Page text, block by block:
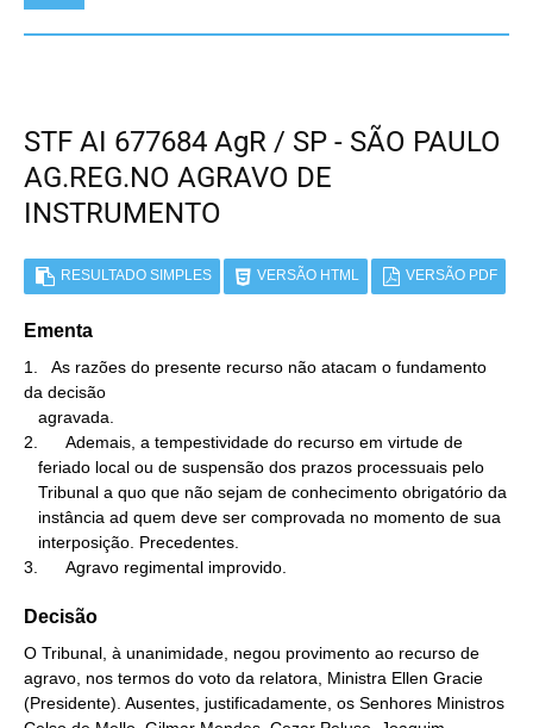
STF AI 677684 AgR / SP - SÃO PAULO
AG.REG.NO AGRAVO DE
INSTRUMENTO
RESULTADO SIMPLES VERSÃO HTML VERSÃO PDF
Ementa
1.   As razões do presente recurso não atacam o fundamento
da decisão
2.      Ademais, a tempestividade do recurso em virtude de
3.      Agravo regimental improvido.
Decisão
O Tribunal, à unanimidade, negou provimento ao recurso de
agravo, nos termos do voto da relatora, Ministra Ellen Gracie
(Presidente). Ausentes, justificadamente, os Senhores Ministros